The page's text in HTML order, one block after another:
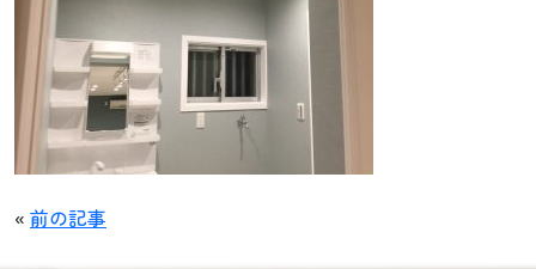
« 前の記事